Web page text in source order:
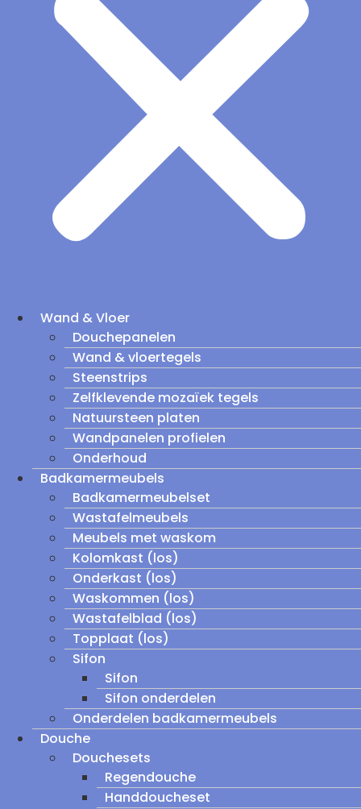
Wand & Vloer
Douchepanelen
Wand & vloertegels
Steenstrips
Zelfklevende mozaïek tegels
Natuursteen platen
Wandpanelen profielen
Onderhoud
Badkamermeubels
Badkamermeubelset
Wastafelmeubels
Meubels met waskom
Kolomkast (los)
Onderkast (los)
Waskommen (los)
Wastafelblad (los)
Topplaat (los)
Sifon
Sifon
Sifon onderdelen
Onderdelen badkamermeubels
Douche
Douchesets
Regendouche
Handdoucheset